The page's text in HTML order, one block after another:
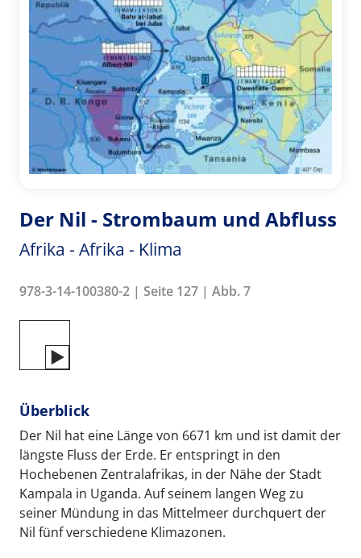
Der Nil - Strombaum und Abfluss
Afrika - Afrika - Klima
978-3-14-100380-2 | Seite 127 | Abb. 7
Überblick
Der Nil hat eine Länge von 6671 km und ist damit der
längste Fluss der Erde. Er entspringt in den
Hochebenen Zentralafrikas, in der Nähe der Stadt
Kampala in Uganda. Auf seinem langen Weg zu
seiner Mündung in das Mittelmeer durchquert der
Nil fünf verschiedene Klimazonen.